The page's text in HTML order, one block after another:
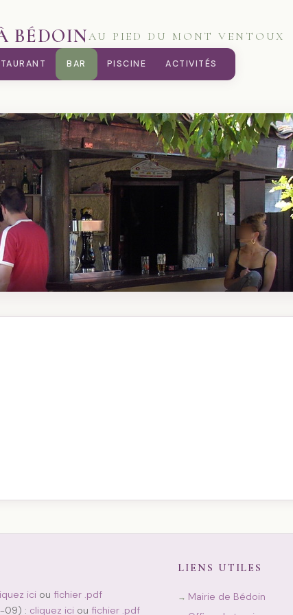
BÉDOINAU PIED DU MONT VENTOUX
BAR PISCINE ACTIVITÉS
ici ou fichier .pdf
09) : cliquez ici ou fichier .pdf
LIENS UTILES
Mairie de Bédoin